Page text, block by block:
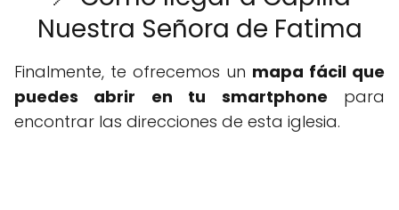
Nuestra Señora de Fatima
Finalmente, te ofrecemos un mapa fácil que
puedes abrir en tu smartphone para
encontrar las direcciones de esta iglesia.